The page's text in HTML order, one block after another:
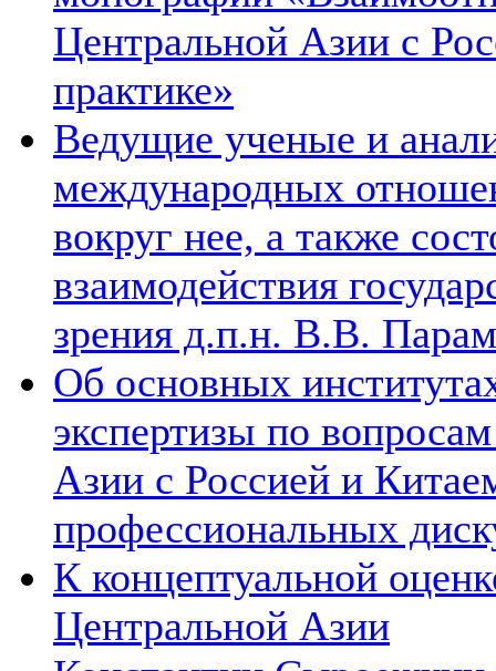
Центральной Азии с
практике»
Ведущие ученые и
международных
вокруг нее, а также
взаимодействия
зрения д.п.н. В.В.
Об основных
экспертизы по
Азии с Россией и
профессиональных
К концептуальной
Центральной Азии